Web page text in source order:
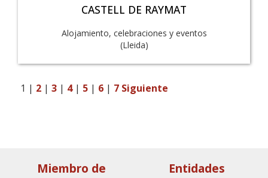
CASTELL DE RAYMAT
Alojamiento, celebraciones y eventos
(Lleida)
1 | 2 | 3 | 4| 5 | 6 | 7 Siguiente
Miembro de
Entidades